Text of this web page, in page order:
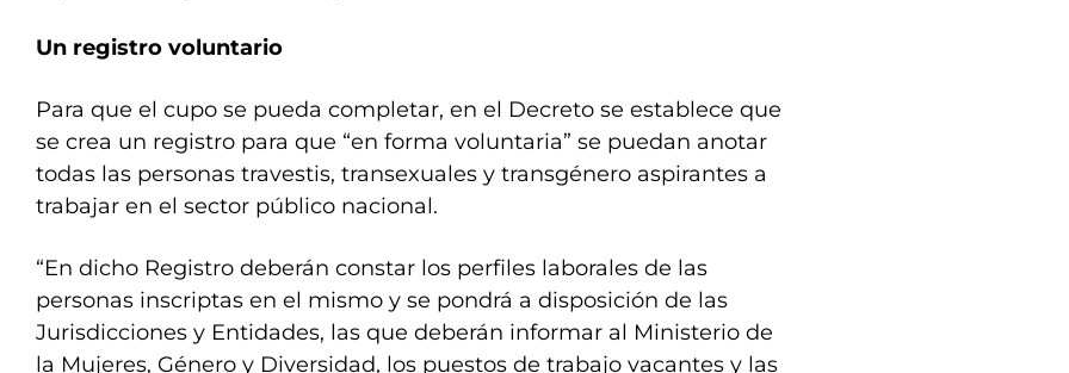
Un registro voluntario
Para que el cupo se pueda completar, en el Decreto se establece que
se crea un registro para que “en forma voluntaria” se puedan anotar
todas las personas travestis, transexuales y transgénero aspirantes a
trabajar en el sector público nacional.
“En dicho Registro deberán constar los perfiles laborales de las
personas inscriptas en el mismo y se pondrá a disposición de las
Jurisdicciones y Entidades, las que deberán informar al Ministerio de
la Mujeres, Género y Diversidad, los puestos de trabajo vacantes y las